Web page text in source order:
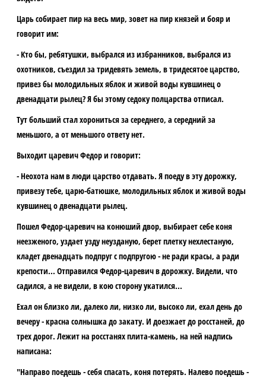
Царь собирает пир на весь мир, зовет на пир князей и бояр и
говорит им:
- Кто бы, ребятушки, выбрался из избранников, выбрался из
охотников, съездил за тридевять земель, в тридесятое царство,
привез бы молодильных яблок и живой воды кувшинец о
двенадцати рылец? Я бы этому седоку полцарства отписал.
Тут больший стал хорониться за середнего, а середний за
меньшого, а от меньшого ответу нет.
Выходит царевич Федор и говорит:
- Неохота нам в люди царство отдавать. Я поеду в эту дорожку,
привезу тебе, царю-батюшке, молодильных яблок и живой воды
кувшинец о двенадцати рылец.
Пошел Федор-царевич на конюший двор, выбирает себе коня
неезженого, уздает узду неузданую, берет плетку нехлестаную,
кладет двенадцать подпруг с подпругою - не ради красы, а ради
крепости... Отправился Федор-царевич в дорожку. Видели, что
садился, а не видели, в кою сторону укатился...
Ехал он близко ли, далеко ли, низко ли, высоко ли, ехал день до
вечеру - красна солнышка до закату. И доезжает до росстаней, до
трех дорог. Лежит на росстанях плита-камень, на ней надпись
написана:
"Направо поедешь - себя спасать, коня потерять. Налево поедешь -